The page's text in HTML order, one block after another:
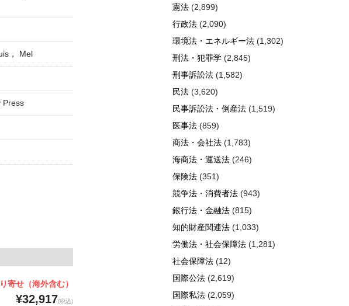
， Mel
Press
寄せ（海外含む）
¥32,917(税込)
憲法 (2,899)
行政法 (2,090)
環境法・エネルギー法 (1,302)
刑法・犯罪学 (2,845)
刑事訴訟法 (1,582)
民法 (3,620)
民事訴訟法・倒産法 (1,519)
医事法 (859)
商法・会社法 (1,783)
海商法・運送法 (246)
保険法 (351)
競争法・消費者法 (943)
銀行法・金融法 (815)
知的財産関連法 (1,033)
労働法・社会保障法 (1,281)
社会保障法 (12)
国際公法 (2,619)
国際私法 (2,059)